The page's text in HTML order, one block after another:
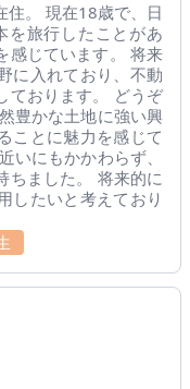
住。 現在18歳で、日
を旅行したことがあ
感じています。 将来
に入れており、不動
ております。 どうぞ
豊かな土地に強い興
ことに魅力を感じて
いにもかかわらず、
ちました。 将来的に
したいと考えており